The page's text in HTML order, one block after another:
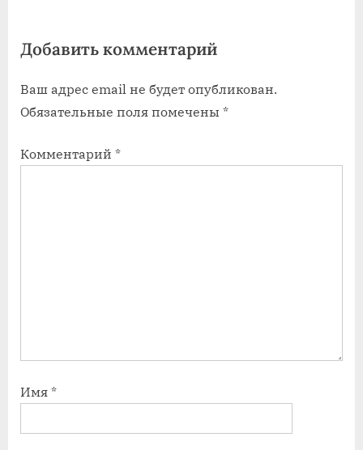
з
п
и
ь
з
п
и
ь
Добавить комментарий
Ваш адрес email не будет опубликован.
Обязательные поля помечены *
Комментарий *
Имя *